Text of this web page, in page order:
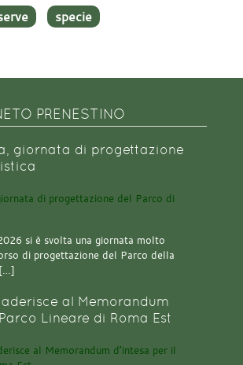
specie
PRENESTINO
giornata di progettazione
si è svolta una giornata molto
di progettazione del Parco della
al Memorandum
Lineare di Roma Est